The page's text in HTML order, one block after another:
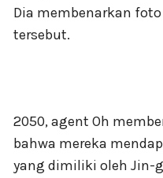
Dia membenarkan
tersebut.
2050, agent Oh
bahwa mereka
yang dimiliki oleh Jin-